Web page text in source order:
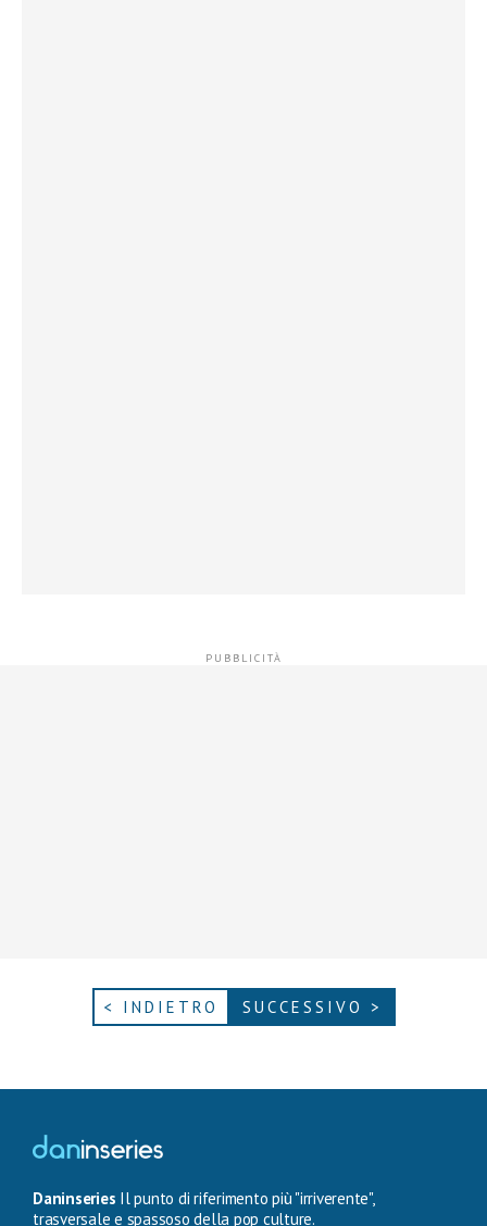
< INDIETRO SUCCESSIVO >
Daninseries Il punto di riferimento più "irriverente",
trasversale e spassoso della pop culture.